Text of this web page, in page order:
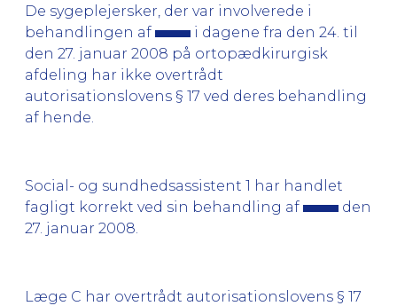
De sygeplejersker, der var involverede i
behandlingen af
i dagene fra den 24. til
den 27. januar 2008 på ortopædkirurgisk
afdeling har ikke overtrådt
autorisationslovens § 17 ved deres behandling
af hende.
Social- og sundhedsassistent 1 har handlet
fagligt korrekt ved sin behandling af
den
27. januar 2008.
Læge C har overtrådt autorisationslovens § 17